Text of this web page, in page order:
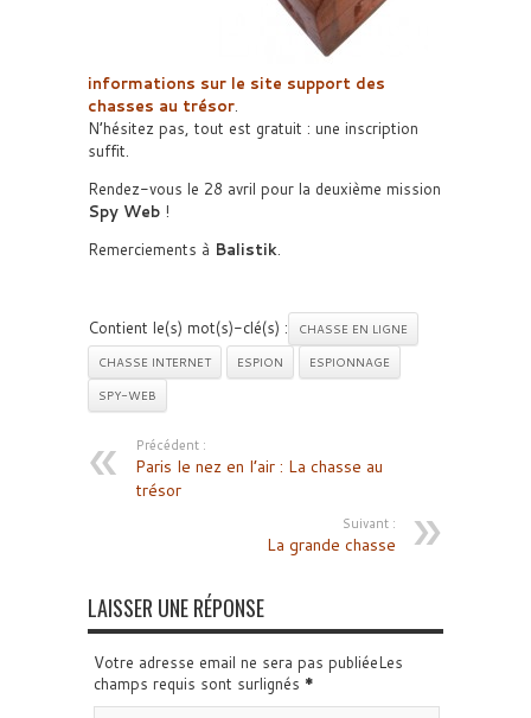
informations sur le site support des
chasses au trésor.
N’hésitez pas, tout est gratuit : une inscription
suffit.
Rendez-vous le 28 avril pour la deuxième mission
Spy Web !
Remerciements à Balistik.
Contient le(s) mot(s)-clé(s) :
CHASSE EN LIGNE
CHASSE INTERNET
ESPION
ESPIONNAGE
SPY-WEB
Précédent :
Paris le nez en l’air : La chasse au
trésor
Suivant :
La grande chasse
LAISSER UNE RÉPONSE
Votre adresse email ne sera pas publiéeLes
champs requis sont surlignés *